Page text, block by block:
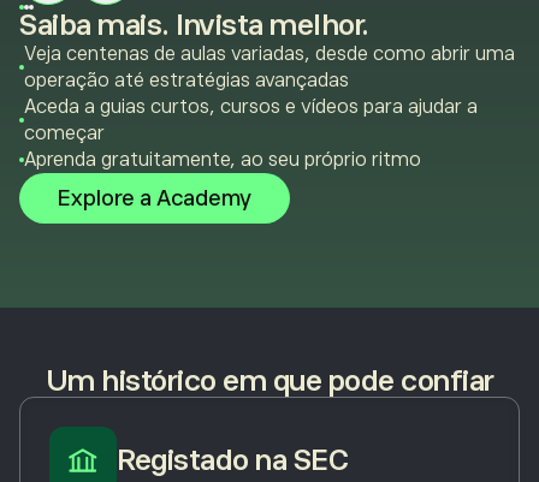
Saiba mais. Invista melhor.
Veja centenas de aulas variadas, desde como abrir uma
operação até estratégias avançadas
Aceda a guias curtos, cursos e vídeos para ajudar a
começar
Aprenda gratuitamente, ao seu próprio ritmo
Explore a Academy
Um histórico em que pode confiar
Registado na SEC